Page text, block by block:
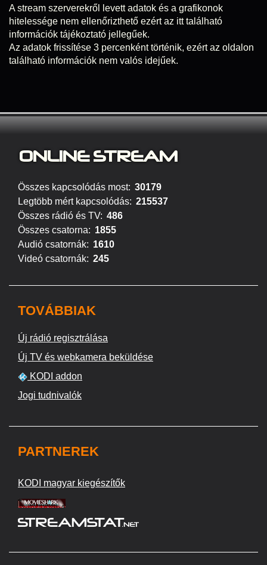
A stream szerverekről levett adatok és a grafikonok
hitelessége nem ellenőrizthető ezért az itt található
információk tájékoztató jellegűek.
Az adatok frissítése 3 percenként történik, ezért az oldalon
található információk nem valós idejűek.
ONLINE STREAM
Összes kapcsolódás most: 30179
Legtöbb mért kapcsolódás: 215537
Összes rádió és TV: 486
Összes csatorna: 1855
Audió csatornák: 1610
Videó csatornák: 245
TOVÁBBIAK
Új rádió regisztrálása
Új TV és webkamera beküldése
KODI addon
Jogi tudnivalók
PARTNEREK
KODI magyar kiegészítők